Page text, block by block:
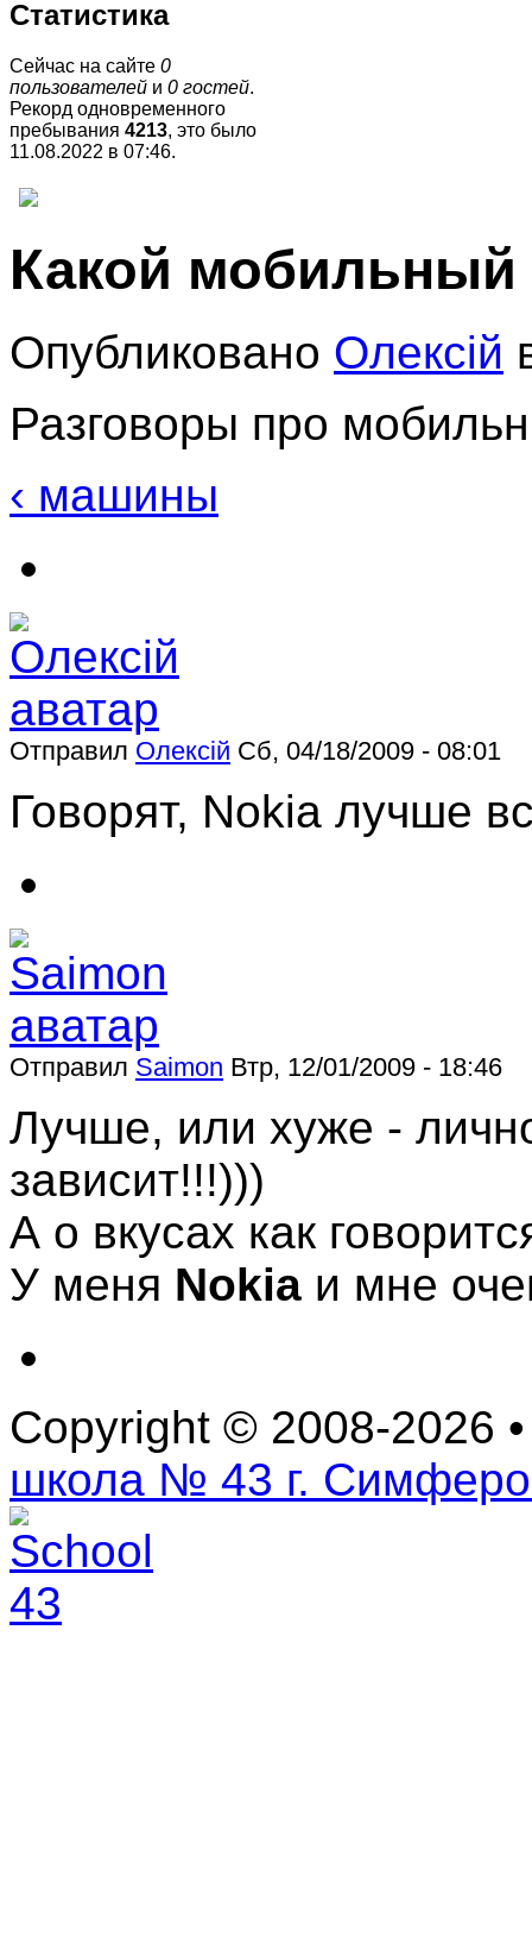
Статистика
Сейчас на сайте 0
пользователей и 0 гостей.
Рекорд одновременного
пребывания 4213, это было
11.08.2022 в 07:46.
Какой
Опубликовано Олексій
Разговоры про
‹ машины
Отправил Олексій Сб, 04/18/2009 - 08:01
Говорят, Nоkia лучше
Отправил Saimon Втр, 12/01/2009 - 18:46
Лучше, или хуже -
зависит!!!)))
А о вкусах как
У меня Nokia и мне
Copyright © 2008-2026
школа № 43 г.